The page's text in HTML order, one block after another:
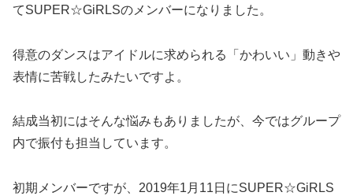
てSUPER☆GiRLSのメンバーになりました。
得意のダンスはアイドルに求められる「かわいい」動きや
表情に苦戦したみたいですよ。
結成当初にはそんな悩みもありましたが、今ではグループ
内で振付も担当しています。
初期メンバーですが、2019年1月11日にSUPER☆GiRLS